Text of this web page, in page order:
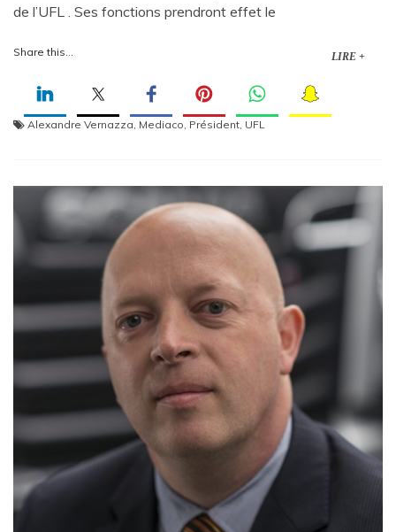
de l’UFL . Ses fonctions prendront effet le
Share this... LIRE +
Alexandre Vernazza Mediaco Président UFL